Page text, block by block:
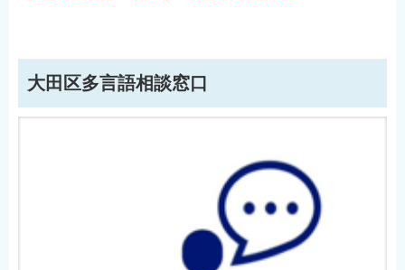
大田区多言語相談窓口